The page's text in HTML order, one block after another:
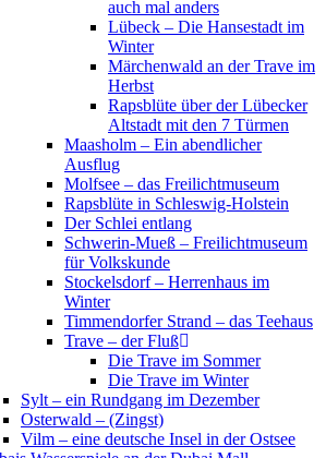
auch mal anders
Lübeck – Die Hansestadt im
Winter
Märchenwald an der Trave im
Herbst
Rapsblüte über der Lübecker
Altstadt mit den 7 Türmen
Maasholm – Ein abendlicher
Ausflug
Molfsee – das Freilichtmuseum
Rapsblüte in Schleswig-Holstein
Der Schlei entlang
Schwerin-Mueß – Freilichtmuseum
für Volkskunde
Stockelsdorf – Herrenhaus im
Winter
Timmendorfer Strand – das Teehaus
Trave – der Fluß
Die Trave im Sommer
Die Trave im Winter
Sylt – ein Rundgang im Dezember
Osterwald – (Zingst)
Vilm – eine deutsche Insel in der Ostsee